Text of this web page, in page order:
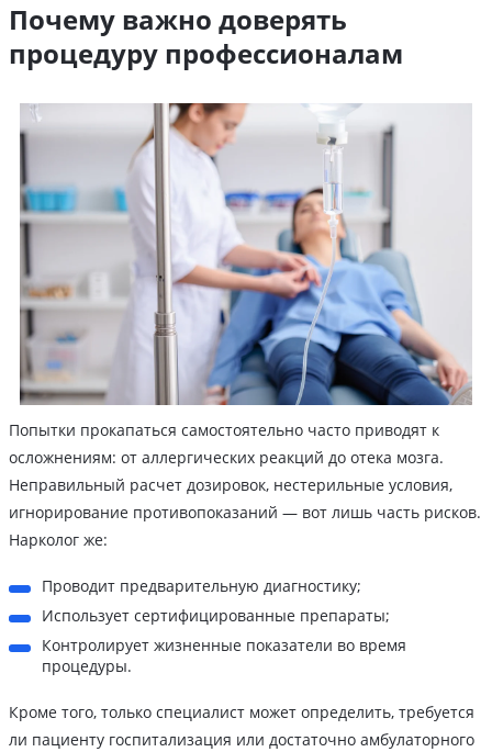
Почему важно доверять
процедуру профессионалам
Попытки прокапаться самостоятельно часто приводят к
осложнениям: от аллергических реакций до отека мозга.
Неправильный расчет дозировок, нестерильные условия,
игнорирование противопоказаний — вот лишь часть рисков.
Нарколог же:
Проводит предварительную диагностику;
Использует сертифицированные препараты;
Контролирует жизненные показатели во время
процедуры.
Кроме того, только специалист может определить, требуется
ли пациенту госпитализация или достаточно амбулаторного